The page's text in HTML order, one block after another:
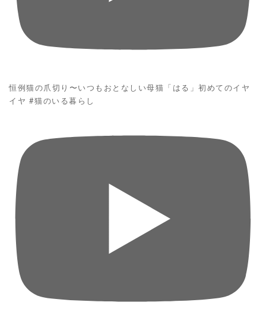
恒例猫の爪切り〜いつもおとなしい母猫「はる」初めてのイヤ
イヤ #猫のいる暮らし